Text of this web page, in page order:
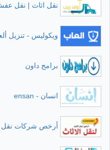
نقل اثاث | نقل
ويكوليس - تنزيل
برامج داون
انسان - ensan
أرخص شركات نقل